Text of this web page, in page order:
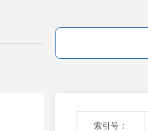
索引号：